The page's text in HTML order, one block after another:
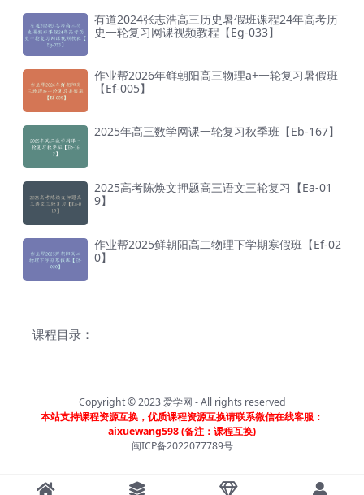
有道2024张志浩高三历史暑假班课程24年高考历
史一轮复习网课视频教程【Eg-033】
作业帮2026年鲜朝阳高三物理a+一轮复习暑假班
【Ef-005】
2025年高三数学网课一轮复习秋季班【Eb-167】
2025高考陈焕文押题高三语文三轮复习【Ea-01
9】
作业帮2025鲜朝阳高二物理下学期寒假班【Ef-02
0】
课程目录：
Copyright © 2023爱学网 - All rights reserved
本站支持课程资源互换，优质课程资源互换请联系微信在线客服：
aixuewang598 (备注：课程互换)
闽ICP备2022077789号